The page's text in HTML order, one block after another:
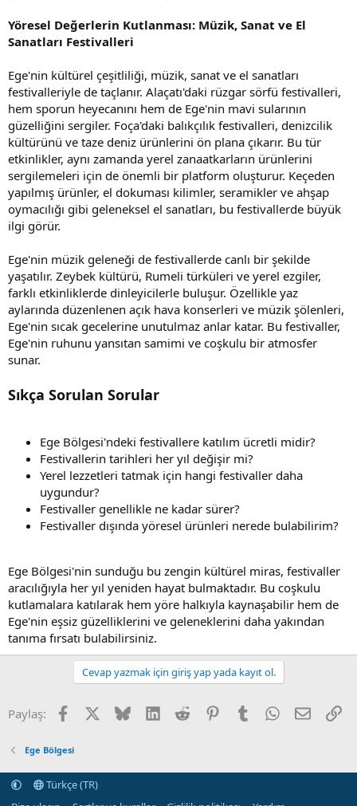
Yöresel Değerlerin Kutlanması: Müzik, Sanat ve El
Sanatları Festivalleri
Ege'nin kültürel çeşitliliği, müzik, sanat ve el sanatları
festivalleriyle de taçlanır. Alaçatı'daki rüzgar sörfü festivalleri,
hem sporun heyecanını hem de Ege'nin mavi sularının
güzelliğini sergiler. Foça'daki balıkçılık festivalleri, denizcilik
kültürünü ve taze deniz ürünlerini ön plana çıkarır. Bu tür
etkinlikler, aynı zamanda yerel zanaatkarların ürünlerini
sergilemeleri için de önemli bir platform oluşturur. Keçeden
yapılmış ürünler, el dokuması kilimler, seramikler ve ahşap
oymacılığı gibi geleneksel el sanatları, bu festivallerde büyük
ilgi görür.
Ege'nin müzik geleneği de festivallerde canlı bir şekilde
yaşatılır. Zeybek kültürü, Rumeli türküleri ve yerel ezgiler,
farklı etkinliklerde dinleyicilerle buluşur. Özellikle yaz
aylarında düzenlenen açık hava konserleri ve müzik şölenleri,
Ege'nin sıcak gecelerine unutulmaz anlar katar. Bu festivaller,
Ege'nin ruhunu yansıtan samimi ve coşkulu bir atmosfer
sunar.
Sıkça Sorulan Sorular
Ege Bölgesi'ndeki festivallere katılım ücretli midir?
Festivallerin tarihleri her yıl değişir mi?
Yerel lezzetleri tatmak için hangi festivaller daha
uygundur?
Festivaller genellikle ne kadar sürer?
Festivaller dışında yöresel ürünleri nerede bulabilirim?
Ege Bölgesi'nin sunduğu bu zengin kültürel miras, festivaller
aracılığıyla her yıl yeniden hayat bulmaktadır. Bu coşkulu
kutlamalara katılarak hem yöre halkıyla kaynaşabilir hem de
Ege'nin eşsiz güzelliklerini ve geleneklerini daha yakından
tanıma fırsatı bulabilirsiniz.
Cevap yazmak için giriş yap yada kayıt ol.
Paylaş: FacebookX (Twitter)
BlueskyLinkedInReddit PinterestTumblr WhatsApp
E-posta
Ege Bölgesi
Türkçe (TR)